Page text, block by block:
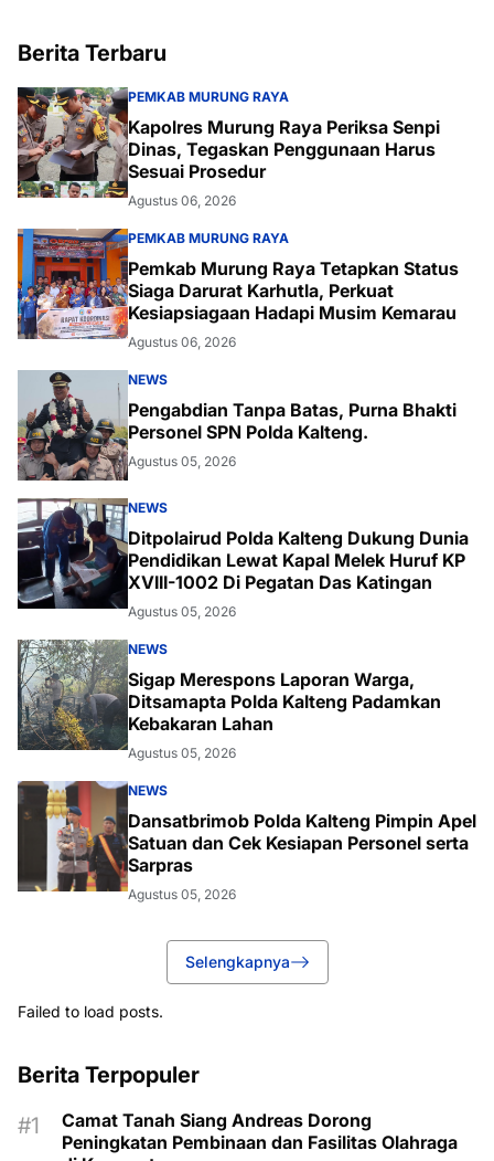
Berita Terbaru
PEMKAB MURUNG RAYA
Kapolres Murung Raya Periksa Senpi
Dinas, Tegaskan Penggunaan Harus
Sesuai Prosedur
Agustus 06, 2026
PEMKAB MURUNG RAYA
Pemkab Murung Raya Tetapkan Status
Siaga Darurat Karhutla, Perkuat
Kesiapsiagaan Hadapi Musim Kemarau
Agustus 06, 2026
NEWS
Pengabdian Tanpa Batas, Purna Bhakti
Personel SPN Polda Kalteng.
Agustus 05, 2026
NEWS
Ditpolairud Polda Kalteng Dukung Dunia
Pendidikan Lewat Kapal Melek Huruf KP
XVIII-1002 Di Pegatan Das Katingan
Agustus 05, 2026
NEWS
Sigap Merespons Laporan Warga,
Ditsamapta Polda Kalteng Padamkan
Kebakaran Lahan
Agustus 05, 2026
NEWS
Dansatbrimob Polda Kalteng Pimpin Apel
Satuan dan Cek Kesiapan Personel serta
Sarpras
Agustus 05, 2026
Selengkapnya
Failed to load posts.
Berita Terpopuler
Camat Tanah Siang Andreas Dorong
Peningkatan Pembinaan dan Fasilitas Olahraga